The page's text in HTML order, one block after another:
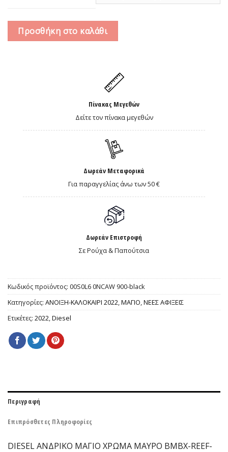
Προσθήκη στο καλάθι
Πίνακας Μεγεθών
Δείτε τον πίνακα μεγεθών
Δωρεάν Μεταφορικά
Για παραγγελίας άνω των 50 €
Δωρεάν Επιστροφή
Σε Ρούχα & Παπούτσια
Κωδικός προϊόντος: 00S0L6 0NCAW 900-black
Κατηγορίες: ΑΝΟΙΞΗ-ΚΑΛΟΚΑΙΡΙ 2022,ΜΑΓΙΟ,ΝΕΕΣ ΑΦΙΞΕΙΣ
Ετικέτες: 2022,Diesel
Περιγραφή
Επιπρόσθετες Πληροφορίες
DIESEL ΑΝΔΡΙΚΟ ΜΑΓΙΟ ΧΡΩΜΑ ΜΑΥΡΟ BMBX-REEF-